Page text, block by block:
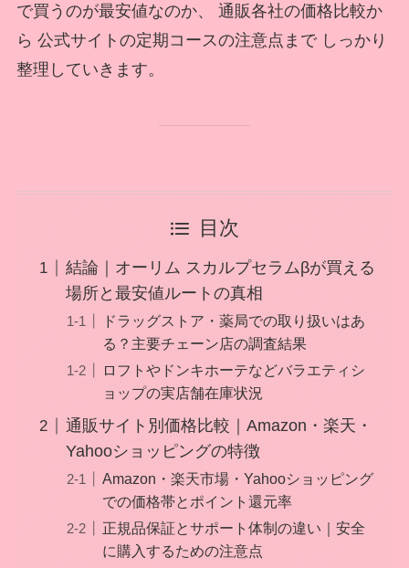
で買うのが最安値なのか、 通販各社の価格比較か
ら 公式サイトの定期コースの注意点まで しっかり
整理していきます。
目次
結論｜オーリム スカルプセラムβが買える
場所と最安値ルートの真相
ドラッグストア・薬局での取り扱いはあ
る？主要チェーン店の調査結果
ロフトやドンキホーテなどバラエティシ
ョップの実店舗在庫状況
通販サイト別価格比較｜Amazon・楽天・
Yahooショッピングの特徴
Amazon・楽天市場・Yahooショッピング
での価格帯とポイント還元率
正規品保証とサポート体制の違い｜安全
に購入するための注意点